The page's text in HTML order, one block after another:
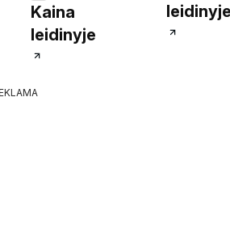
Kaina
leidinyje
leidinyje